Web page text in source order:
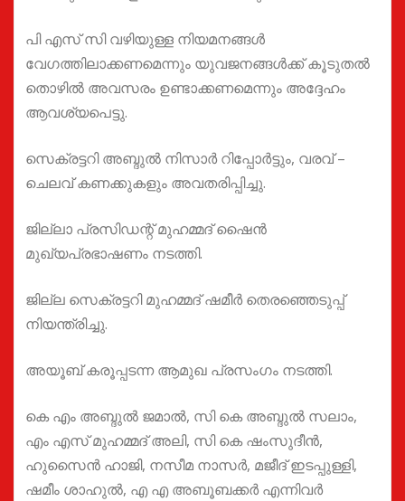
പി എസ് സി വഴിയുള്ള നിയമനങ്ങൾ
വേഗത്തിലാക്കണമെന്നും യുവജനങ്ങൾക്ക് കൂടുതൽ
തൊഴിൽ അവസരം ഉണ്ടാക്കണമെന്നും അദ്ദേഹം
ആവശ്യപെട്ടു.
സെക്രട്ടറി അബ്ദുൽ നിസാർ റിപ്പോർട്ടും, വരവ് –
ചെലവ് കണക്കുകളും അവതരിപ്പിച്ചു.
ജില്ലാ പ്രസിഡന്റ്‌ മുഹമ്മദ്‌ ഷൈൻ
മുഖ്യപ്രഭാഷണം നടത്തി.
ജില്ല സെക്രട്ടറി മുഹമ്മദ്‌ ഷമീർ തെരഞ്ഞെടുപ്പ്
നിയന്ത്രിച്ചു.
അയൂബ് കരൂപ്പടന്ന ആമുഖ പ്രസംഗം നടത്തി.
കെ എം അബ്ദുൽ ജമാൽ, സി കെ അബ്ദുൽ സലാം,
എം എസ് മുഹമ്മദ്‌ അലി, സി കെ ഷംസുദീൻ,
ഹുസൈൻ ഹാജി, നസീമ നാസർ, മജീദ് ഇടപ്പുള്ളി,
ഷമീം ശാഹുൽ, എ എ അബൂബക്കർ എന്നിവർ